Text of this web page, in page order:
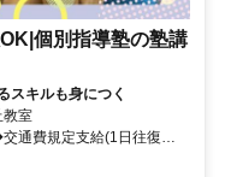
個別指導塾の塾講
スキルも身につく
室
通費規定支給(1日往復